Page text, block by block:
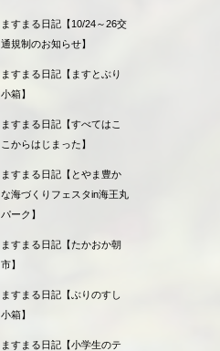
ますまる日記【10/24～26交
通規制のお知らせ】
ますまる日記【ますとぶり
小箱】
ますまる日記【すべてはこ
こからはじまった】
ますまる日記【とやま豊か
な海づくりフェスタin海王丸
パーク】
ますまる日記【たかおか朝
市】
ますまる日記【ぶりのすし
小箱】
ますまる日記【小学生のテ